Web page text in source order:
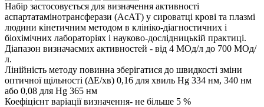
Набір застосовується для визначення активності
аспартатамінотрансферази (АсАТ) у сироватці крові та плазмі
людини кінетичним методом в клініко-діагностичних і
біохімічних лабораторіях і науково-дослідницькій практиці.
Діапазон визначаємих активностей - від 4 МОд/л до 700 МОд/
л.
Лінійність методу повинна зберігатися до швидкості зміни
оптичної щільності (ΔЕ/хв) 0,16 для хвиль Hg 334 нм, 340 нм
або 0,08 для Hg 365 нм
Коефіцієнт варіації визначення- не більше 5 %